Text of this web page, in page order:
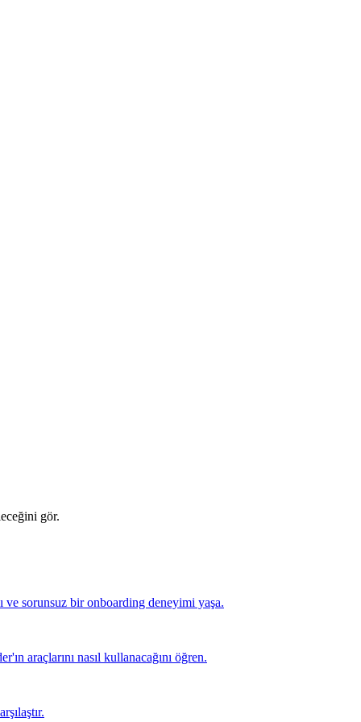
gör.
ve sorunsuz bir onboarding deneyimi yaşa.
araçlarını nasıl kullanacağını öğren.